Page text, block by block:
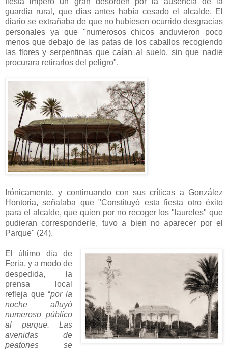
guardia rural, que días antes había cesado el alcalde. El
diario se extrañaba de que no hubiesen ocurrido desgracias
personales ya que "numerosos chicos anduvieron poco
menos que debajo de las patas de los caballos recogiendo
las flores y serpentinas que caían al suelo, sin que nadie
procurara retirarlos del peligro".
Irónicamente, y continuando con sus críticas a González
Hontoria, señalaba que "Constituyó esta fiesta otro éxito
para el alcalde, que quien por no recoger los "laureles" que
pudieran corresponderle, tuvo a bien no aparecer por el
Parque" (24).
El último día de
Feria, y a modo de
despedida, la
prensa local
refleja que “por la
noche afluyó
numeroso público
al parque. Las
avenidas de
peatones se